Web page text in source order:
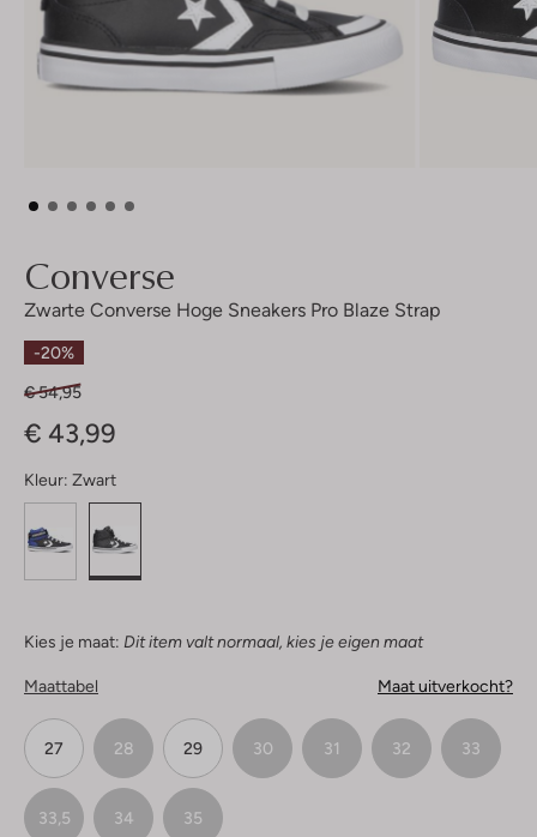
Converse
Zwarte Converse Hoge Sneakers Pro Blaze Strap
-20%
€ 54,95
€ 43,99
Kleur: Zwart
Kies je maat: Dit item valt normaal, kies je eigen maat
Maattabel Maat uitverkocht?
27 28 29 30 31 32 33
33,5 34 35